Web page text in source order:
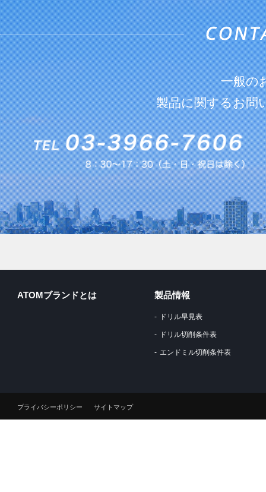
一般の
製品に関するお問
ATOMブランドとは 製品情報
ドリル早見表
ドリル切削条件表
エンドミル切削条件表
プライバシーポリシー サイトマップ